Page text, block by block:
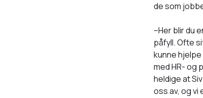
de som
–Her blir du
påfyll. Ofte
kunne
med HR- og
heldige at
oss av, og vi